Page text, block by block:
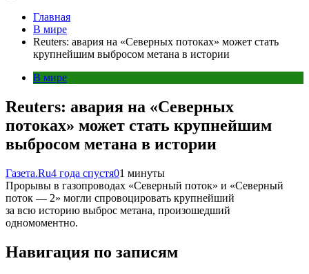
Главная
В мире
Reuters: авария на «Северных потоках» может стать
крупнейшим выбросом метана в истории
В мире
Reuters: авария на «Северных
потоках» может стать крупнейшим
выбросом метана в истории
Газета.Ru4 года спустя01 минуты
Прорывы в газопроводах «Северный поток» и «Северный
поток — 2» могли спровоцировать крупнейший
за всю историю выброс метана, произошедший
одномоментно.
Навигация по записям